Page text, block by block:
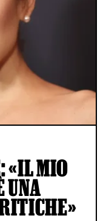
«IL MIO
UNA